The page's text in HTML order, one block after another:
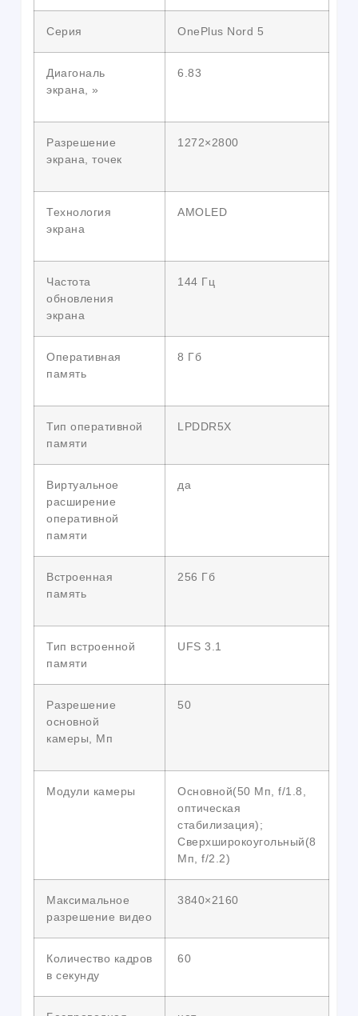
Серия OnePlus Nord 5
Диагональ
экрана, »
6.83
Разрешение
экрана, точек
1272×2800
Технология
экрана
AMOLED
Частота
обновления
экрана
144 Гц
Оперативная
память
8 Гб
Тип оперативной
памяти
LPDDR5X
Виртуальное
расширение
оперативной
памяти
да
Встроенная
память
256 Гб
Тип встроенной
памяти
UFS 3.1
Разрешение
основной
камеры, Мп
50
Модули камеры
Основной(50 Мп, f/1.8,
оптическая
стабилизация);
Сверхширокоугольный(8
Мп, f/2.2)
Максимальное
разрешение видео
3840×2160
Количество кадров
в секунду
60